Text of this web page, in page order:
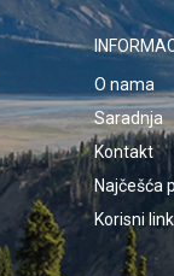
O nama
Saradnja
Kontakt
Najčešća
Korisni